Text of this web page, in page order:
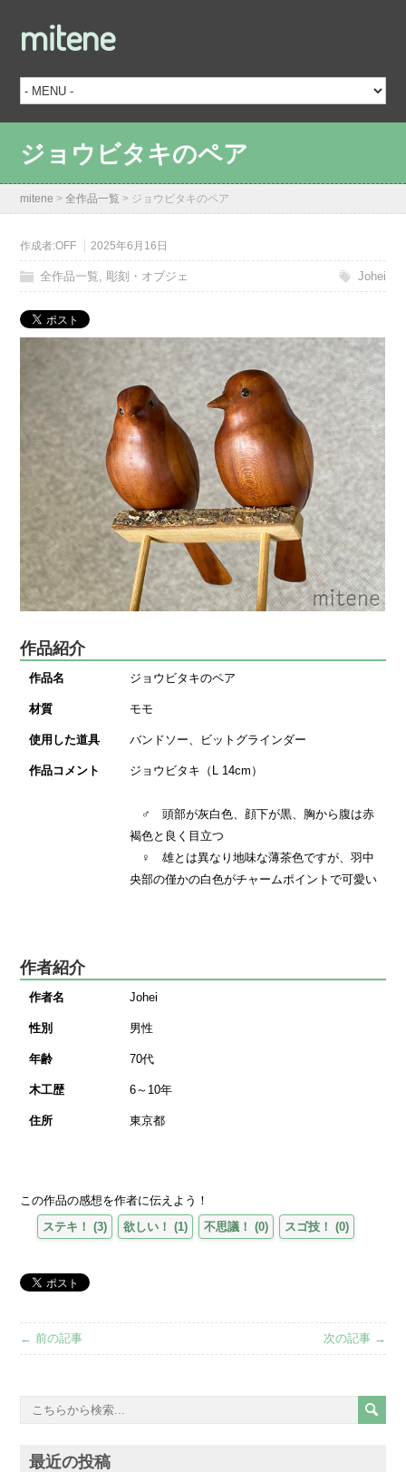
mitene
ジョウビタキのペア
mitene >全作品一覧 > ジョウビタキのペア
作成者:OFF 2025年6月16日
全作品一覧,彫刻・オブジェ Johei
作品紹介
作品名 ジョウビタキのペア
材質 モモ
使用した道具 バンドソー、ビットグラインダー
作品コメント ジョウビタキ（L 14cm）
♂ 頭部が灰白色、顔下が黒、胸から腹は赤
褐色と良く目立つ
♀ 雄とは異なり地味な薄茶色ですが、羽中
央部の僅かの白色がチャームポイントで可愛い
作者紹介
作者名 Johei
性別 男性
年齢 70代
木工歴 6～10年
住所 東京都
この作品の感想を作者に伝えよう！
ステキ！
(3) 欲しい！ (1) 不思議！ (0) スゴ技！ (0)
← 前の記事 次の記事 →
最近の投稿